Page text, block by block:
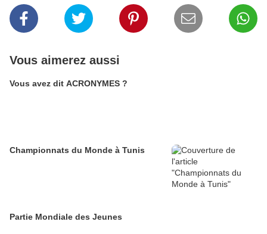
Vous aimerez aussi
Vous avez dit ACRONYMES ?
Championnats du Monde à Tunis
Partie Mondiale des Jeunes